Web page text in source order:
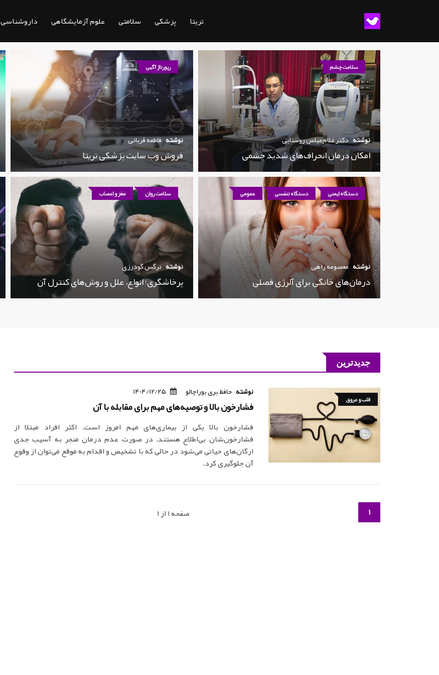
تریتا پزشکی سلامتی علوم آزمایشگاهی داروشناسی
سلامت چشم
نوشته دکتر غلام‌عباس روستایی
امکان درمان انحراف‌های شدید چشمی
رپورتاژ آگهی
نوشته فاطمه قربانی
فروش وب سایت پزشکی تریتا
دستگاه ایمنی دستگاه تنفسی عمومی
نوشته معصومه راهی
درمان‌های خانگی برای آلرژی فصلی
سلامت روان مغز و اعصاب
نوشته نرگس گودرزی
پرخاشگری؛ انواع، علل و روش‌های کنترل آن
جدیدترین
قلب و عروق
نوشته حافظ بری بوراچالو 1404/12/25
فشارخون بالا و توصیه‌های مهم برای مقابله با آن
فشارخون بالا یکی از بیماری‌های مهم امروز است. اکثر افراد مبتلا از
فشارخون‌شان بی‌اطلاع هستند. در صورت عدم درمان منجر به آسیب جدی
ارگان‌های حیاتی می‌شود در حالی که با تشخیص و اقدام به موقع می‌توان از وقوع
آن جلوگیری کرد.
1 صفحه 1 از 1